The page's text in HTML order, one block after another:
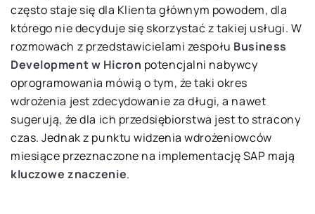
często staje się dla Klienta głównym powodem, dla
którego nie decyduje się skorzystać z takiej usługi. W
rozmowach z przedstawicielami zespołu Business
Developmentw Hicron potencjalni nabywcy
oprogramowania mówią o tym, że taki okres
wdrożenia jest zdecydowanie za długi, a nawet
sugerują, że dla ich przedsiębiorstwa jest to stracony
czas. Jednak z punktu widzenia wdrożeniowców
miesiące przeznaczone na implementację SAP mają
kluczowe znaczenie.